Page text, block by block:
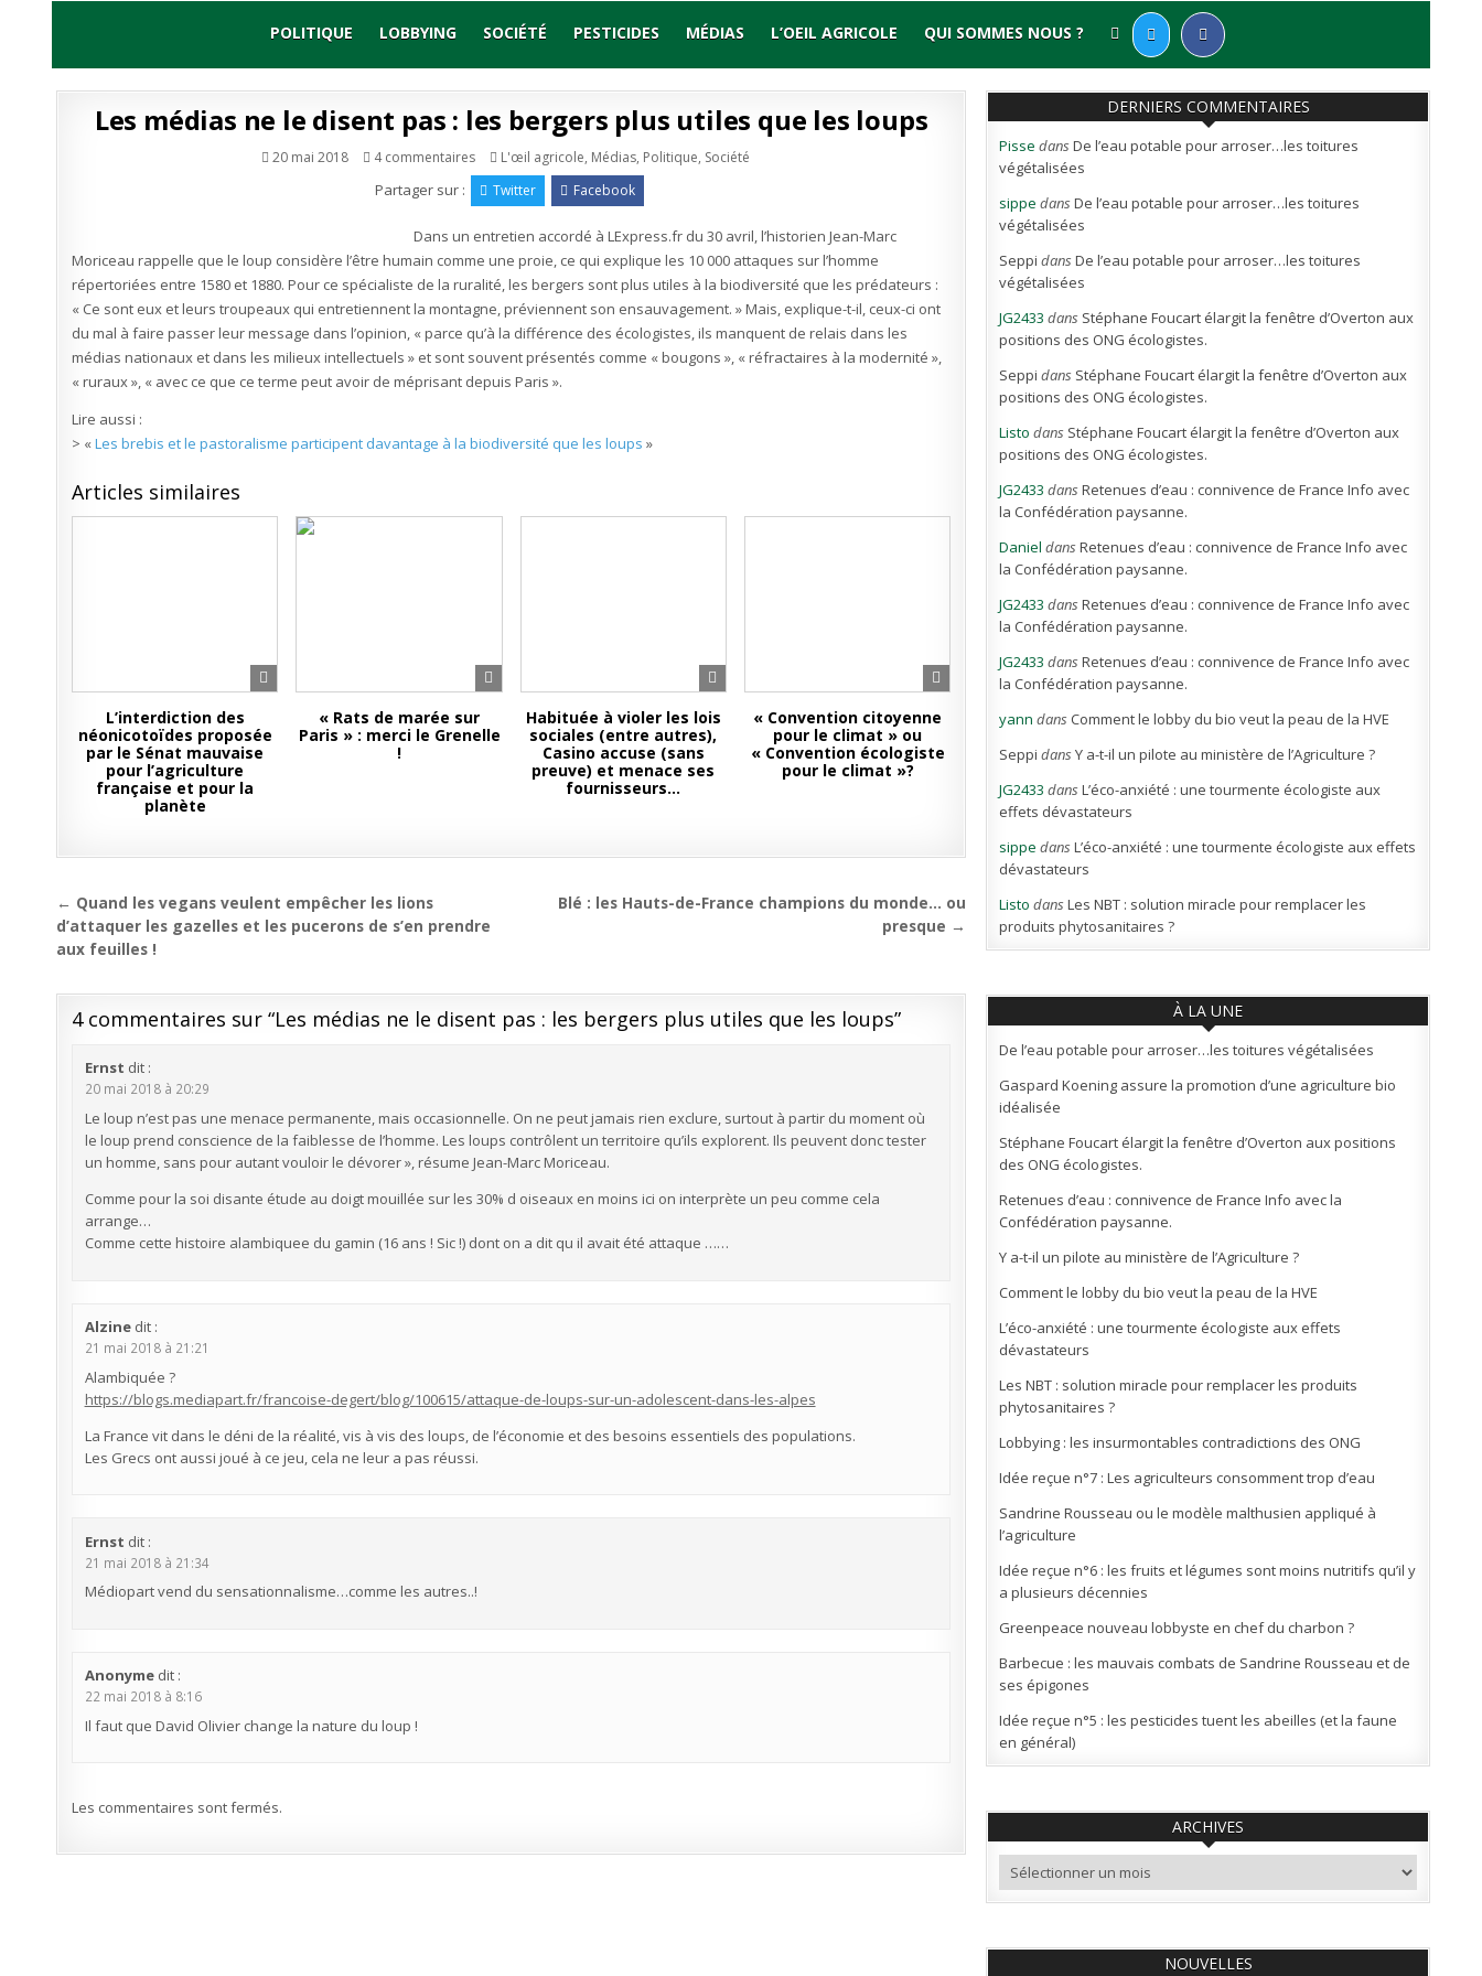
POLITIQUE LOBBYING SOCIÉTÉ PESTICIDES MÉDIAS L’OEIL AGRICOLE QUI SOMMES NOUS ?
Les médias ne le disent pas : les bergers plus utiles que les loups
20 mai 2018 4 commentairessur
médias
ne
le
pas
les
bergers
plus
que
les
loups
Publié
L'œil agricole, Médias, Politique, Société
Partager sur : Twitter Facebook
Dans un entretien accordé à LExpress.fr du 30 avril, l’historien Jean-Marc
Moriceau rappelle que le loup considère l’être humain comme une proie, ce qui explique les 10 000 attaques sur l’homme
répertoriées entre 1580 et 1880. Pour ce spécialiste de la ruralité, les bergers sont plus utiles à la biodiversité que les prédateurs :
« Ce sont eux et leurs troupeaux qui entretiennent la montagne, préviennent son ensauvagement. » Mais, explique-t-il, ceux-ci ont
du mal à faire passer leur message dans l’opinion, « parce qu’à la différence des écologistes, ils manquent de relais dans les
médias nationaux et dans les milieux intellectuels » et sont souvent présentés comme « bougons », « réfractaires à la modernité »,
« ruraux », « avec ce que ce terme peut avoir de méprisant depuis Paris ».
Lire aussi :
> «Les brebis et le pastoralisme participent davantage à la biodiversité que les loups »
Articles similaires
L’interdiction des
néonicotoïdes proposée
par le Sénat mauvaise
pour l’agriculture
française et pour la
planète
« Rats de marée sur
Paris » : merci le Grenelle
!
Habituée à violer les lois
sociales (entre autres),
Casino accuse (sans
preuve) et menace ses
fournisseurs…
« Convention citoyenne
pour le climat » ou
« Convention écologiste
pour le climat »?
Navigation
de
l’article
Blé : les Hauts-de-France champions du monde… ou
presque →
← Quand les vegans veulent empêcher les lions
d’attaquer les gazelles et les pucerons de s’en prendre
aux feuilles !
4 commentaires sur “Les médias ne le disent pas : les bergers plus utiles que les loups”
Ernst dit :
20 mai 2018 à 20:29
Le loup n’est pas une menace permanente, mais occasionnelle. On ne peut jamais rien exclure, surtout à partir du moment où
le loup prend conscience de la faiblesse de l’homme. Les loups contrôlent un territoire qu’ils explorent. Ils peuvent donc tester
un homme, sans pour autant vouloir le dévorer », résume Jean-Marc Moriceau.
Comme pour la soi disante étude au doigt mouillée sur les 30% d oiseaux en moins ici on interprète un peu comme cela
arrange…
Comme cette histoire alambiquee du gamin (16 ans ! Sic !) dont on a dit qu il avait été attaque ……
Alzine dit :
21 mai 2018 à 21:21
Alambiquée ?
https://blogs.mediapart.fr/francoise-degert/blog/100615/attaque-de-loups-sur-un-adolescent-dans-les-alpes
La France vit dans le déni de la réalité, vis à vis des loups, de l’économie et des besoins essentiels des populations.
Les Grecs ont aussi joué à ce jeu, cela ne leur a pas réussi.
Ernst dit :
21 mai 2018 à 21:34
Médiopart vend du sensationnalisme…comme les autres..!
Anonyme dit :
22 mai 2018 à 8:16
Il faut que David Olivier change la nature du loup !
Les commentaires sont fermés.
DERNIERS COMMENTAIRES
Pisse dansDe l’eau potable pour arroser…les toitures
végétalisées
sippe dansDe l’eau potable pour arroser…les toitures
végétalisées
Seppi dansDe l’eau potable pour arroser…les toitures
végétalisées
JG2433 dans Stéphane Foucart élargit la fenêtre d’Overton aux
positions des ONG écologistes.
Seppi dans Stéphane Foucart élargit la fenêtre d’Overton aux
positions des ONG écologistes.
Listo dans Stéphane Foucart élargit la fenêtre d’Overton aux
positions des ONG écologistes.
JG2433 dansRetenues d’eau : connivence de France Info avec
la Confédération paysanne.
Daniel dansRetenues d’eau : connivence de France Info avec
la Confédération paysanne.
JG2433 dansRetenues d’eau : connivence de France Info avec
la Confédération paysanne.
JG2433 dansRetenues d’eau : connivence de France Info avec
la Confédération paysanne.
yann dans Comment le lobby du bio veut la peau de la HVE
Seppi dansY a-t-il un pilote au ministère de l’Agriculture ?
JG2433 dansL’éco-anxiété : une tourmente écologiste aux
effets dévastateurs
sippe dansL’éco-anxiété : une tourmente écologiste aux effets
dévastateurs
Listo dansLes NBT : solution miracle pour remplacer les
produits phytosanitaires ?
À LA UNE
De l’eau potable pour arroser…les toitures végétalisées
Gaspard Koening assure la promotion d’une agriculture bio
idéalisée
Stéphane Foucart élargit la fenêtre d’Overton aux positions
des ONG écologistes.
Retenues d’eau : connivence de France Info avec la
Confédération paysanne.
Y a-t-il un pilote au ministère de l’Agriculture ?
Comment le lobby du bio veut la peau de la HVE
L’éco-anxiété : une tourmente écologiste aux effets
dévastateurs
Les NBT : solution miracle pour remplacer les produits
phytosanitaires ?
Lobbying : les insurmontables contradictions des ONG
Idée reçue n°7 : Les agriculteurs consomment trop d’eau
Sandrine Rousseau ou le modèle malthusien appliqué à
l’agriculture
Idée reçue n°6 : les fruits et légumes sont moins nutritifs qu’il y
a plusieurs décennies
Greenpeace nouveau lobbyste en chef du charbon ?
Barbecue : les mauvais combats de Sandrine Rousseau et de
ses épigones
Idée reçue n°5 : les pesticides tuent les abeilles (et la faune
en général)
ARCHIVES
Archives
NOUVELLES